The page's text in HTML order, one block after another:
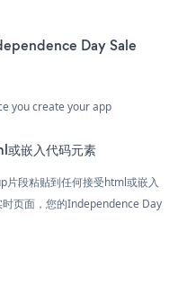
Day Sale
you create your app
嵌入代码元素
段粘贴到任何接受html或嵌入
页面，您的Independence Day